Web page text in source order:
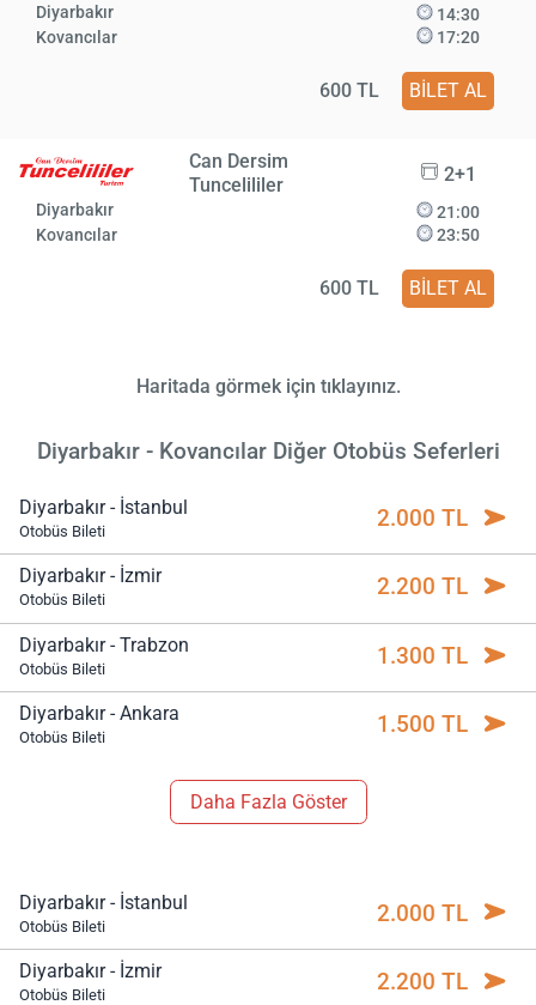
Diyarbakır
Kovancılar
14:30
17:20
600 TL BİLET AL
Can Dersim
Tuncelililer
2+1
Diyarbakır
Kovancılar
21:00
23:50
600 TL BİLET AL
Haritada görmek için tıklayınız.
Diyarbakır - Kovancılar Diğer Otobüs Seferleri
Diyarbakır - İstanbul
Otobüs Bileti 2.000 TL
Diyarbakır - İzmir
Otobüs Bileti 2.200 TL
Diyarbakır - Trabzon
Otobüs Bileti 1.300 TL
Diyarbakır - Ankara
Otobüs Bileti 1.500 TL
Daha Fazla Göster
Diyarbakır - İstanbul
Otobüs Bileti 2.000 TL
Diyarbakır - İzmir
Otobüs Bileti 2.200 TL